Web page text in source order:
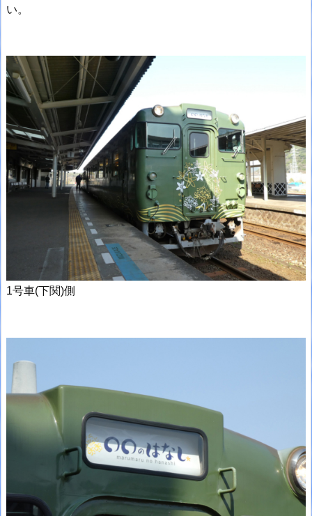
い。
1号車(下関)側